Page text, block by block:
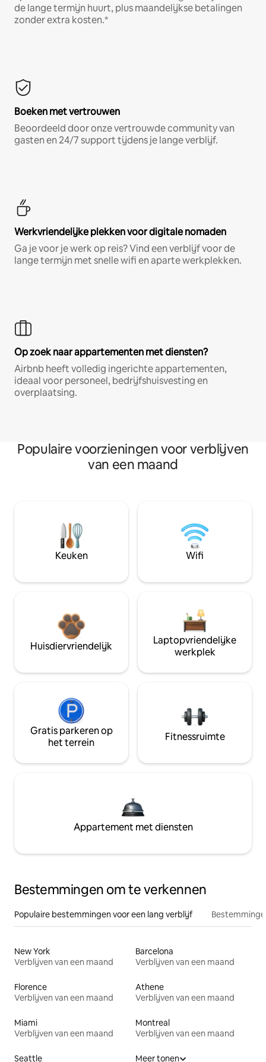
de lange termijn huurt, plus maandelijkse betalingen
zonder extra kosten.*
Boeken met vertrouwen
Beoordeeld door onze vertrouwde community van
gasten en 24/7 support tijdens je lange verblijf.
Werkvriendelijke plekken voor digitale nomaden
Ga je voor je werk op reis? Vind een verblijf voor de
lange termijn met snelle wifi en aparte werkplekken.
Op zoek naar appartementen met diensten?
Airbnb heeft volledig ingerichte appartementen,
ideaal voor personeel, bedrijfshuisvesting en
overplaatsing.
Populaire voorzieningen voor verblijven
van een maand
Keuken Wifi
Huisdiervriendelijk
Laptopvriendelijke
werkplek
Gratis parkeren op
het terrein
Fitnessruimte
Appartement met diensten
Bestemmingen om te verkennen
Populaire bestemmingen voor een lang verblijf
New York
Verblijven van een maand
Barcelona
Verblijven van een maand
Florence
Verblijven van een maand
Athene
Verblijven van een maand
Miami
Verblijven van een maand
Montreal
Verblijven van een maand
Seattle Meer tonen